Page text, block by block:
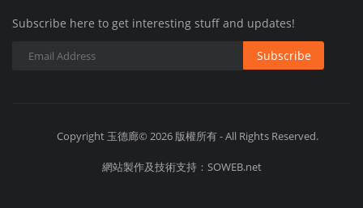
Subscribe here to get interesting stuff and updates!
Subscribe
Copyright 玉德廊© 2026 版權所有 - All Rights Reserved.
網站製作及技術支持：SOWEB.net